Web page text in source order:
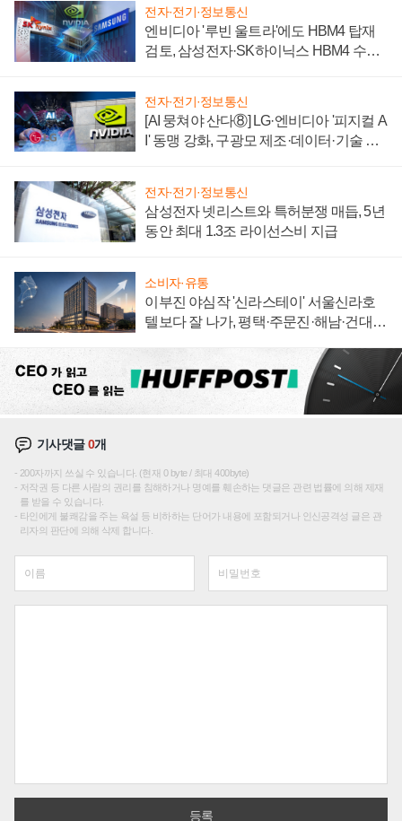
전자·전기·정보통신
엔비디아 '루빈 울트라'에도 HBM4 탑재
검토, 삼성전자·SK하이닉스 HBM4 수율
전자·전기·정보통신
[AI 뭉쳐야 산다⑧] LG·엔비디아 '피지컬 A
I' 동맹 강화, 구광모 제조·데이터·기술 결
전자·전기·정보통신
삼성전자 넷리스트와 특허분쟁 매듭, 5년
동안 최대 1.3조 라이선스비 지급
소비자·유통
이부진 야심작 '신라스테이' 서울신라호
텔보다 잘 나가, 평택·주문진·해남·건대로
기사댓글0개
200자까지 쓰실 수 있습니다. (현재 0 byte / 최대 400byte)
저작권 등 다른 사람의 권리를 침해하거나 명예를 훼손하는 댓글은 관련 법률에 의해 제재
를 받을 수 있습니다.
타인에게 불쾌감을 주는 욕설 등 비하하는 단어가 내용에 포함되거나 인신공격성 글은 관
리자의 판단에 의해 삭제 합니다.